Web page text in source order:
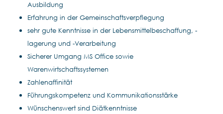
Ausbildung
Erfahrung in der Gemeinschaftsverpflegung
sehr gute Kenntnisse in der Lebensmittelbeschaffung, -
lagerung und -Verarbeitung
Sicherer Umgang MS Office sowie
Warenwirtschaftssystemen
Zahlenaffinität
Führungskompetenz und Kommunikationsstärke
Wünschenswert sind Diätkenntnisse